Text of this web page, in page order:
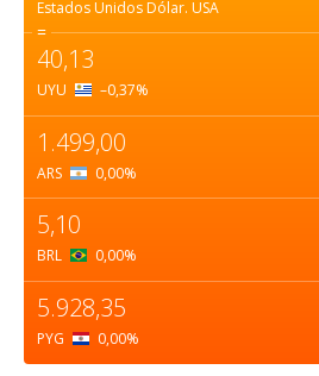
Estados Unidos Dólar. USA
=
40,13
UYU –0,37%
1.499,00
ARS 0,00%
5,10
BRL 0,00%
5.928,35
PYG 0,00%